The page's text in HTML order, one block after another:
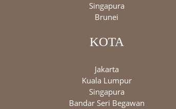
Singapura
Brunei
KOTA
Jakarta
Kuala Lumpur
Singapura
Bandar Seri Begawan